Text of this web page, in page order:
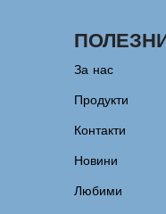
За нас
Продукти
Контакти
Новини
Любими